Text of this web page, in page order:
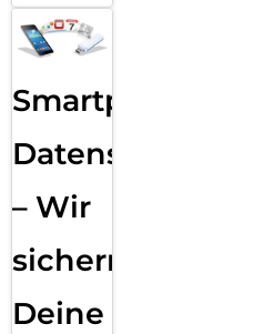
Smartphone
Datensicherung
– Wir
sichern
Deine